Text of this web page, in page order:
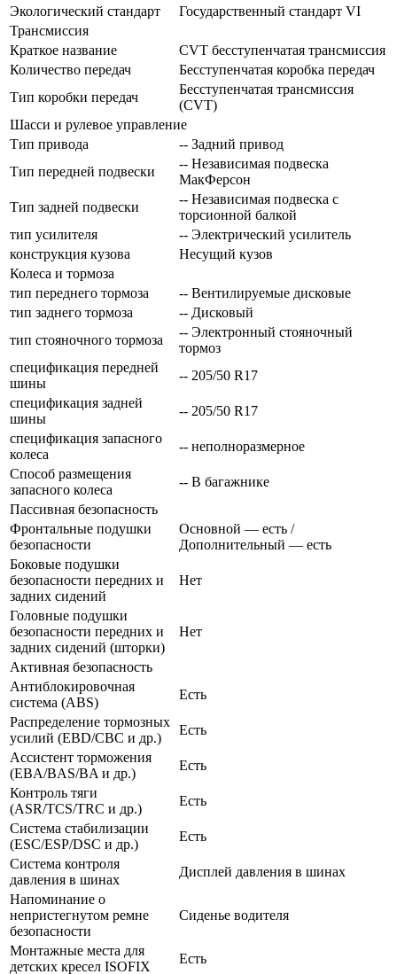
Экологический стандарт
Государственный стандарт VI
Трансмиссия
Краткое название
CVT бесступенчатая трансмиссия
Количество передач
Беcступенчатая коробка передач
Тип коробки передач
Бесступенчатая трансмиссия
(CVT)
Шасси и рулевое управление
Тип привода
-- Задний привод
Тип передней подвески
-- Независимая подвеска
МакФерсон
Тип задней подвески
-- Независимая подвеска с
торсионной балкой
тип усилителя
-- Электрический усилитель
конструкция кузова
Несущий кузов
Колеса и тормоза
тип переднего тормоза
-- Вентилируемые дисковые
тип заднего тормоза
-- Дисковый
тип стояночного тормоза
-- Электронный стояночный
тормоз
спецификация передней
шины
-- 205/50 R17
спецификация задней
шины
-- 205/50 R17
спецификация запасного
колеса
-- неполноразмерное
Способ размещения
запасного колеса
-- В багажнике
Пассивная безопасность
Фронтальные подушки
безопасности
Основной — есть /
Дополнительный — есть
Боковые подушки
безопасности передних и
задних сидений
Нет
Головные подушки
безопасности передних и
задних сидений (шторки)
Нет
Активная безопасность
Антиблокировочная
система (ABS)
Есть
Распределение тормозных
усилий (EBD/CBC и др.)
Есть
Ассистент торможения
(EBA/BAS/BA и др.)
Есть
Контроль тяги
(ASR/TCS/TRC и др.)
Есть
Система стабилизации
(ESC/ESP/DSC и др.)
Есть
Система контроля
давления в шинах
Дисплей давления в шинах
Напоминание о
непристегнутом ремне
безопасности
Сиденье водителя
Монтажные места для
детских кресел ISOFIX
Есть